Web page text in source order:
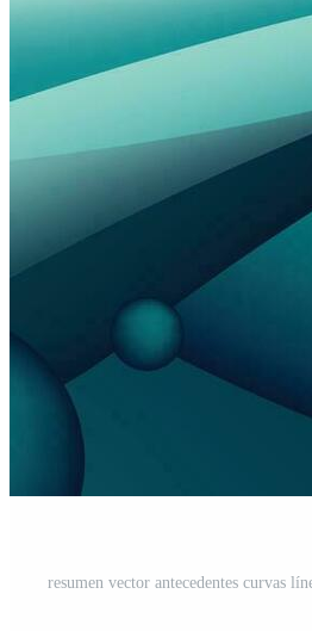
resumen vector antecedentes curvas